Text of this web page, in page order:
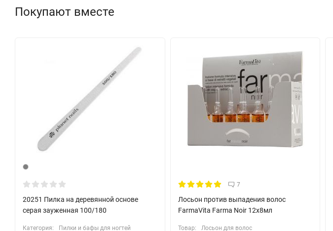
Покупают вместе
20251 Пилка на деревянной основе
серая зауженная 100/180
Категория: Пилки и бафы для ногтей
7
Лосьон против выпадения волос
FarmaVita Farma Noir 12х8мл
Товар: Лосьон для волос